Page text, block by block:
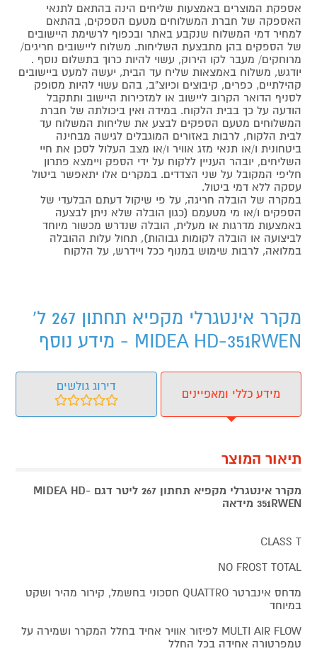
אספקת המוצרים באמצעות שליחים הינה בהתאם לתנאי
האספקה של חברת המשלוחים מטעם הספקים, בהתאם
למחיר דמי המשלוח שנקבע באתר ובכפוף לרשימת היישובים
של הספקים בהן מתבצעת השליחות. משלוח ליישובים חריגים/
מרוחקים/ מעבר לקו הירוק, עשוי להיות כרוך בתשלום נוסף .
יודגש, משלוח באמצאות שליח עד הבית, יעשה למעט ביישובים
קהילתיים, כפרים, קיבוצים וכיוצ"ב, בהם עשוי להיות מסופק
לסניף הדואר הקרוב ליישוב או למזכירות היישוב ותתקבל
הודעה על כך בבית הלקוח. במידה ואין ביכולתה של חברת
המשלוחים מטעם הספקים לבצע את שליחות המשלוח עד
לבית הלקוח, לרבות באזורים המוגבלים לגישה מבחינה
ביטחונית ו/או תנאי מזג אוויר ו/או מצב העלול לסכן את חיי
השליחים, יובהר העניין ללקוח על ידי הספק ויימצא פתרון
חליפי המקובל על שני הצדדים. במקרים אלו יתאפשר ביטול
עסקה ללא דמי ביטול.
במקרה של הובלה חריגה, על פי שיקול דעתם הבלעדי של
הספקים ו/או מי מטעמם (כגון הובלה שלא ניתן לבצעה
באמצעות מדרגות או מעלית, הובלה שנדרש מכשור מיוחד
לביצועה או הובלה לקומות גבוהות), תחול עלות ההובלה
במלואה, לרבות שימוש במנוף ככל ויידרש, על הלקוח
מקרר אינטגרלי מקפיא תחתון 267 ל'
MIDEA HD-351RWEN - מידע נוסף
מידע כללי ומאפיינים
דירוג גולשים
תיאור המוצר
מקרר אינטגרלי מקפיא תחתון 267 ליטר דגם MIDEA HD-
351RWEN מידאה
CLASS T
NO FROST TOTAL
מדחס אינברטר QUATTRO חסכוני בחשמל, קירור מהיר ושקט
במיוחד
MULTI AIR FLOW לפיזור אוויר אחיד בחלל המקרר ושמירה על
טמפרטורה אחידה בכל החלל